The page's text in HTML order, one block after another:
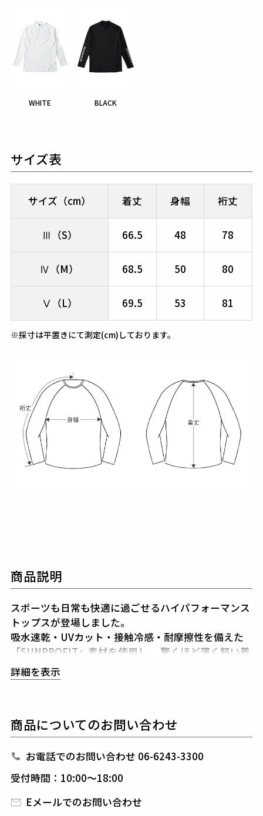
WHITE BLACK
サイズ表
サイズ（cm） 着丈 身幅 裄丈
Ⅲ（S） 66.5 48 78
Ⅳ（M） 68.5 50 80
Ⅴ（L） 69.5 53 81
※採寸は平置きにて測定(cm)しております。
商品説明
スポーツも日常も快適に過ごせるハイパフォーマンス
トップスが登場しました。
吸水速乾・UVカット・接触冷感・耐摩擦性を備えた
「SUNPROFIT」素材を使用し、 驚くほど薄く軽い着
心地と抜群のストレッチ性を実現。
さが求められるゴルフやアウトドアシーンに最適で
から肌を守ります。さらに接触冷感素材で、触れるた
びにひんやりとした涼しさを感じられ、暑い日でも快
適に過ごせます。
ラックの2色展開。
どんなスタイルにも合わせやすいデザインです。
詳細を表示
商品についてのお問い合わせ
お電話でのお問い合わせ 06-6243-3300
受付時間：10:00～18:00
Eメールでのお問い合わせ